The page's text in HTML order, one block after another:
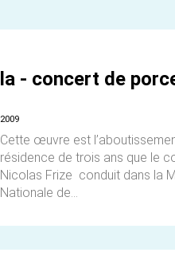
la - concert de
2009
Cette œuvre est
résidence de trois ans que le
Nicolas Frize conduit dans la
Nationale de...